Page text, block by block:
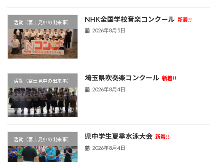
活動（富士見中の出来事） NHK全国学校音楽コンクール 新着!!
2026年8月5日
活動（富士見中の出来事） 埼玉県吹奏楽コンクール 新着!!
2026年8月4日
活動（富士見中の出来事） 県中学生夏季水泳大会 新着!!
2026年8月4日